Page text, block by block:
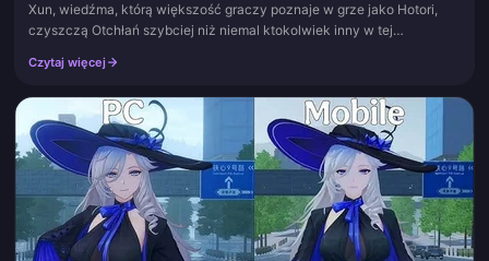
Xun, wiedźma, którą większość graczy poznaje w grze jako Hotori,
czyszczą Otchłań szybciej niż niemal ktokolwiek inny w tej
Taki jes...
Czytaj więcej